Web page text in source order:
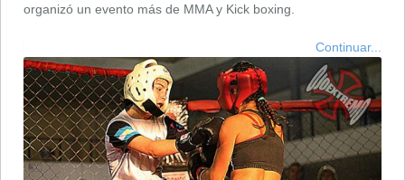
organizó un evento más de MMA y Kick boxing.
Continuar...